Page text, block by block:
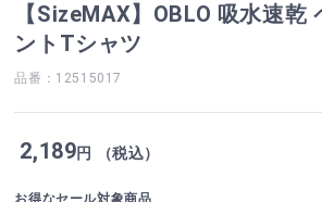
【SizeMAX】OBLO 吸水速乾
ントTシャツ
品番：12515017
2,189円 （税込）
お得なセール対象商品